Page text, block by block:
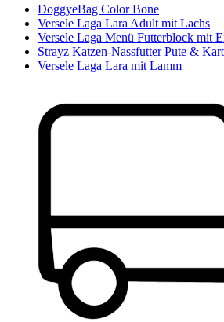
DoggyeBag Color Bone
Versele Laga Lara Adult mit Lachs
Versele Laga Menü Futterblock mit
Strayz Katzen-Nassfutter Pute &
Versele Laga Lara mit Lamm